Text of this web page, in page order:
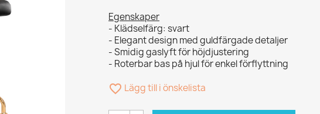
Egenskaper
- Klädselfärg: svart
- Elegant design med guldfärgade detaljer
- Smidig gaslyft för höjdjustering
- Roterbar bas på hjul för enkel förflyttning
favorite_border Lägg till i önskelista